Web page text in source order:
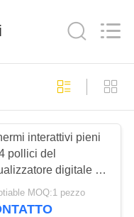
246
interattivi pieni
pollici del
digitale di
IPS per la riunione
MOQ:1 pezzo